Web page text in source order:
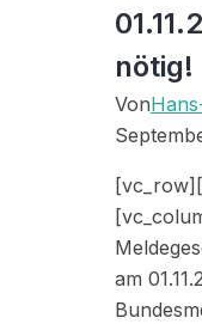
nötig!
Von
am